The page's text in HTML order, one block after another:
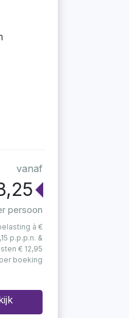
vanaf
persoon
à €
p.p.p.n. &
€ 12,95
per boeking